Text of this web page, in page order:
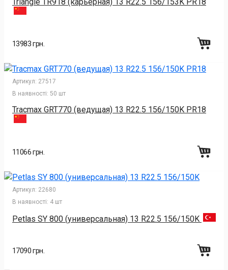
13983 грн.
Артикул: 27517
В наявності: 50 шт
Tracmax GRT770 (ведущая) 13 R22.5 156/150K PR18
11066 грн.
Артикул: 22680
В наявності: 4 шт
Petlas SY 800 (универсальная) 13 R22.5 156/150K
17090 грн.